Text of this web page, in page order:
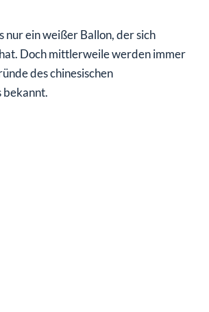
Sicherheitslücke in ihrer Verteidigung
gehört unbedingt weiter in Ihr Depot
nur ein weißer Ballon, der sich
Doch mittlerweile werden immer
des chinesischen
bekannt.